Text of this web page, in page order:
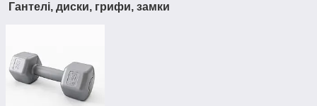
Гантелі, диски, грифи, замки